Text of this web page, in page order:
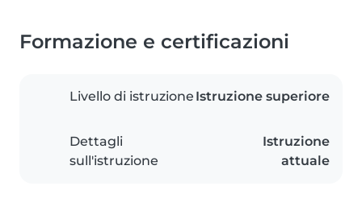
Formazione e certificazioni
Livello di istruzione Istruzione superiore
Dettagli
sull'istruzione
Istruzione
attuale